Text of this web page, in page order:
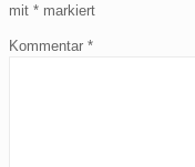
mit * markiert
Kommentar *